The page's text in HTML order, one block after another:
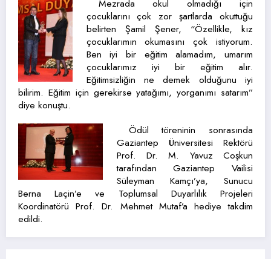
Mezrada okul olmadığı için
çocuklarını çok zor şartlarda okuttuğu
belirten Şamil Şener, “Özellikle, kız
çocuklarımın okumasını çok istiyorum.
Ben iyi bir eğitim alamadım, umarım
çocuklarımız iyi bir eğitim alır.
Eğitimsizliğin ne demek olduğunu iyi
bilirim. Eğitim için gerekirse yatağımı, yorganımı satarım”
diye konuştu.
Ödül töreninin sonrasında
Gaziantep Üniversitesi Rektörü
Prof. Dr. M. Yavuz Coşkun
tarafından Gaziantep Vailisi
Süleyman Kamçı’ya, Sunucu
Berna Laçin’e ve Toplumsal Duyarlılık Projeleri
Koordinatörü Prof. Dr. Mehmet Mutaf’a hediye takdim
edildi.